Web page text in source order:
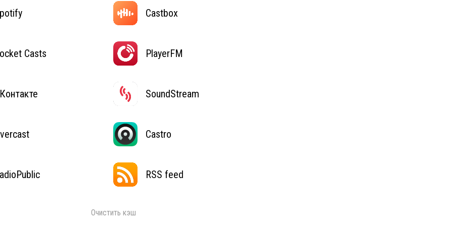
Castbox
Casts PlayerFM
SoundStream
Castro
RSS feed
Очистить кэш